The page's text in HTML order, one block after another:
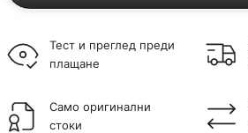
Тест и преглед преди
плащане
Само оригинални
стоки